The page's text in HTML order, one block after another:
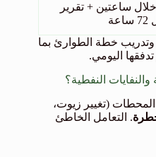
إخطار NCER خلال ساعتين + تقرير
وتدريب خطة الطوارئ بما
اليومي.
النفطية؟
المحطات (تغيير زيوت،
. التعامل الخاطئ